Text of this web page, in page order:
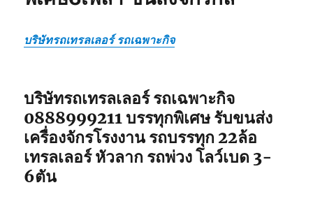
บริษัทรถเทรลเลอร์ รถเฉพาะกิจ
บริษัทรถเทรลเลอร์ รถเฉพาะกิจ
0888999211 บรรทุกพิเศษ รับขนส่ง
เครื่องจักรโรงงาน รถบรรทุก 22ล้อ
เทรลเลอร์ หัวลาก รถพ่วง โลว์เบด 3-
6ตัน